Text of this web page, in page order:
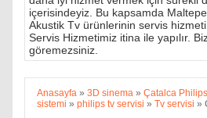
içerisindeyiz. Bu kapsamda
Akustik Tv ürünlerinin servis
Servis Hizmetimiz itina ile yapılır.
göremezsiniz.
Anasayfa » 3D sinema » Çatalca
sistemi » philips tv servisi » Tv servisi »